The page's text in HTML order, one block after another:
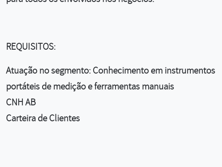
REQUISITOS:
Atuação no segmento: Conhecimento em instrumentos
portáteis de medição e ferramentas manuais
CNH AB
Carteira de Clientes